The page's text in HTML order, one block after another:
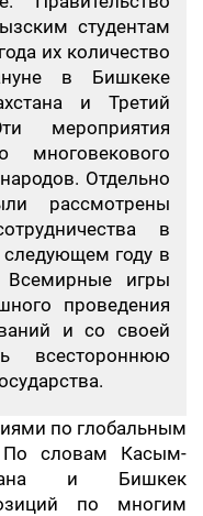
студентам
их количество
в Бишкеке
и Третий
мероприятия
многовекового
Отдельно
рассмотрены
в
следующем году в
Всемирные игры
проведения
и со своей
всестороннюю
по глобальным
По словам Касым-
и Бишкек
по многим